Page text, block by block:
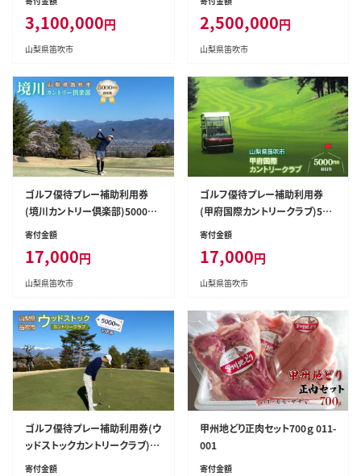
3,100,000円
山梨県笛吹市
2,500,000円
山梨県笛吹市
ゴルフ優待プレー補助利用券
(境川カントリー倶楽部)5000円
分 006-001
寄付金額
17,000円
山梨県笛吹市
ゴルフ優待プレー補助利用券
(甲府国際カントリークラブ)500
0円分 007-001
寄付金額
17,000円
山梨県笛吹市
ゴルフ優待プレー補助利用券(ウ
ッドストックカントリークラブ)50
00円分 008-001
寄付金額
甲州地どり正肉セット700ｇ 011-
001
寄付金額